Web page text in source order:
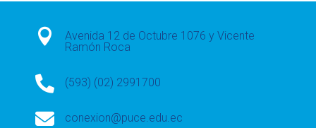

Avenida 12 de Octubre 1076 y Vicente
Ramón Roca
 (593) (02) 2991700
 conexion@puce.edu.ec